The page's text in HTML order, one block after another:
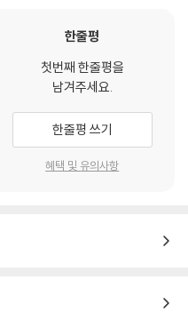
화를 완성할 수 있어요.
체크할 수 있는 Review로, 가
세요. 각 페이지의 QR을 통해 확
한줄평
첫번째 한줄평을
남겨주세요.
한줄평 쓰기
혜택 및 유의사항